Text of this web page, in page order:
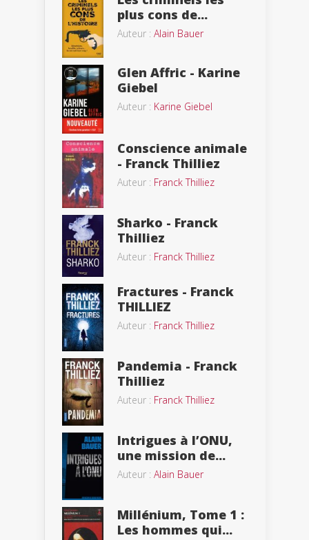
plus cons de...
Auteur : Alain Bauer
Glen Affric - Karine
Giebel
Auteur : Karine Giebel
Conscience animale
- Franck Thilliez
Auteur : Franck Thilliez
Sharko - Franck
Thilliez
Auteur : Franck Thilliez
Fractures - Franck
THILLIEZ
Auteur : Franck Thilliez
Pandemia - Franck
Thilliez
Auteur : Franck Thilliez
Intrigues à l’ONU,
une mission de...
Auteur : Alain Bauer
Millénium, Tome 1 :
Les hommes qui...